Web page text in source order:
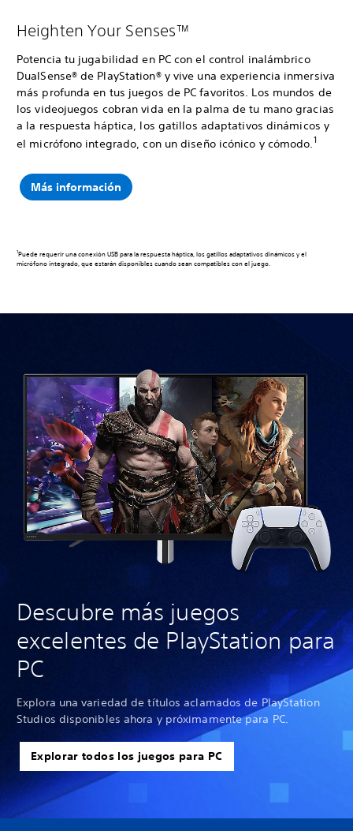
Heighten Your Senses™
Potencia tu jugabilidad en PC con el control inalámbrico
DualSense® de PlayStation® y vive una experiencia inmersiva
más profunda en tus juegos de PC favoritos. Los mundos de
los videojuegos cobran vida en la palma de tu mano gracias
a la respuesta háptica, los gatillos adaptativos dinámicos y
el micrófono integrado, con un diseño icónico y cómodo.1
Más información
1Puede requerir una conexión USB para la respuesta háptica, los gatillos adaptativos dinámicos y el
micrófono integrado, que estarán disponibles cuando sean compatibles con el juego.
Descubre más juegos
excelentes de PlayStation para
PC
Explora una variedad de títulos aclamados de PlayStation
Studios disponibles ahora y próximamente para PC.
Explorar todos los juegos para PC